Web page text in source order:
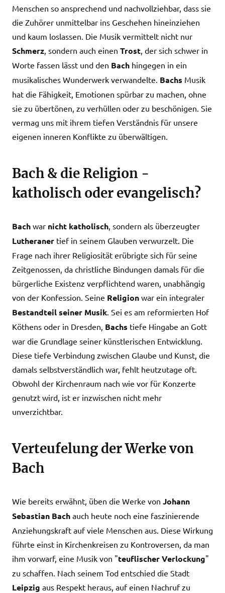
Menschen so ansprechend und nachvollziehbar, dass sie
die Zuhörer unmittelbar ins Geschehen hineinziehen
und kaum loslassen. Die Musik vermittelt nicht nur
Schmerz, sondern auch einen Trost, der sich schwer in
Worte fassen lässt und den Bach hingegen in ein
musikalisches Wunderwerk verwandelte. Bachs Musik
hat die Fähigkeit, Emotionen spürbar zu machen, ohne
sie zu übertönen, zu verhüllen oder zu beschönigen. Sie
vermag uns mit ihrem tiefen Verständnis für unsere
eigenen inneren Konflikte zu überwältigen.
Bach & die Religion -
katholisch oder evangelisch?
Bach war nicht katholisch, sondern als überzeugter
Lutheraner tief in seinem Glauben verwurzelt. Die
Frage nach ihrer Religiosität erübrigte sich für seine
Zeitgenossen, da christliche Bindungen damals für die
bürgerliche Existenz verpflichtend waren, unabhängig
von der Konfession. Seine Religion war ein integraler
Bestandteil seiner Musik. Sei es am reformierten Hof
Köthens oder in Dresden, Bachs tiefe Hingabe an Gott
war die Grundlage seiner künstlerischen Entwicklung.
Diese tiefe Verbindung zwischen Glaube und Kunst, die
damals selbstverständlich war, fehlt heutzutage oft.
Obwohl der Kirchenraum nach wie vor für Konzerte
genutzt wird, ist er inzwischen nicht mehr
unverzichtbar.
Verteufelung der Werke von
Bach
Wie bereits erwähnt, üben die Werke von Johann
Sebastian Bach auch heute noch eine faszinierende
Anziehungskraft auf viele Menschen aus. Diese Wirkung
führte einst in Kirchenkreisen zu Kontroversen, da man
ihm vorwarf, eine Musik von "teuflischer Verlockung"
zu schaffen. Nach seinem Tod entschied die Stadt
Leipzig aus Respekt heraus, auf einen Nachruf zu